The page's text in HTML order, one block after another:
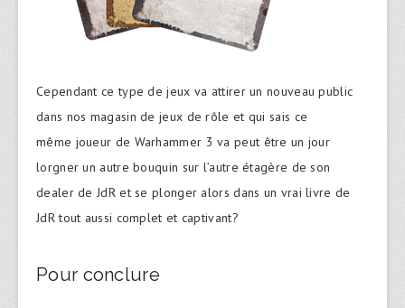
Cependant ce type de jeux va attirer un nouveau public
dans nos magasin de jeux de rôle et qui sais ce
même joueur de Warhammer 3 va peut être un jour
lorgner un autre bouquin sur l’autre étagère de son
dealer de JdR et se plonger alors dans un vrai livre de
JdR tout aussi complet et captivant?
Pour conclure